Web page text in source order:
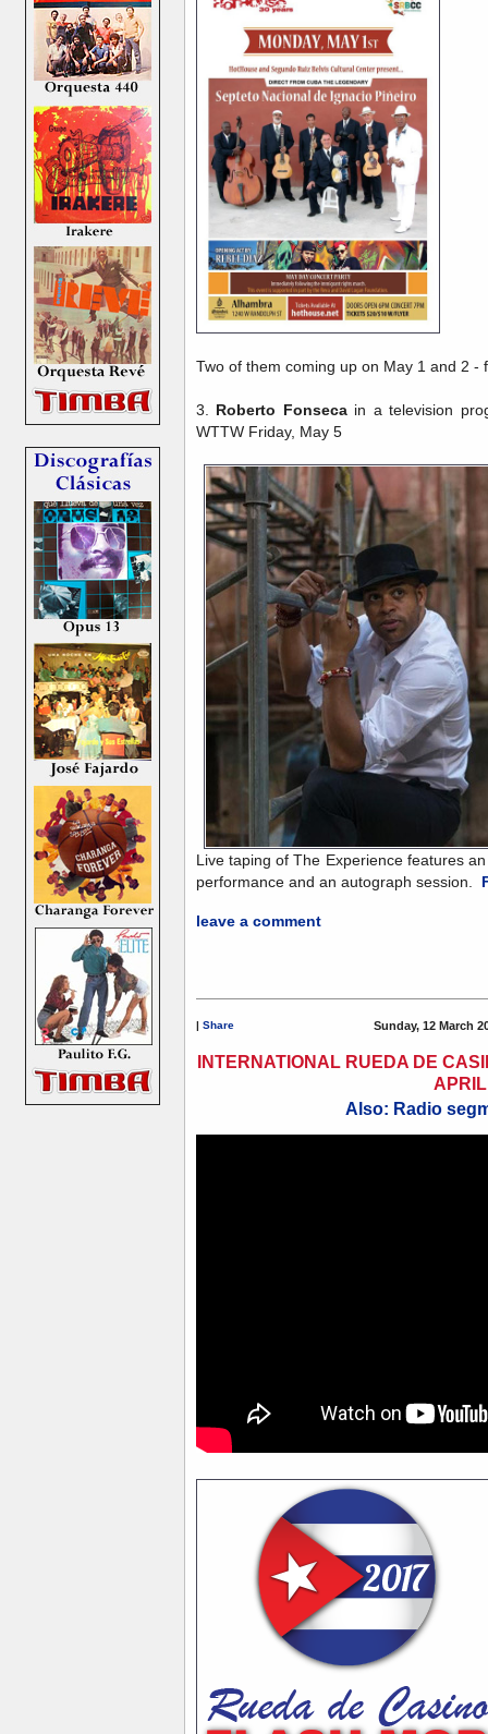
Two of them coming up on May 1 and 2 -
3. Roberto Fonsecain a television
WTTW Friday, May 5
Live taping of The Experience features
performance and an autograph session.
leave a comment
| Share Sunday, 12 March
INTERNATIONAL RUEDA DE
Also: Radio